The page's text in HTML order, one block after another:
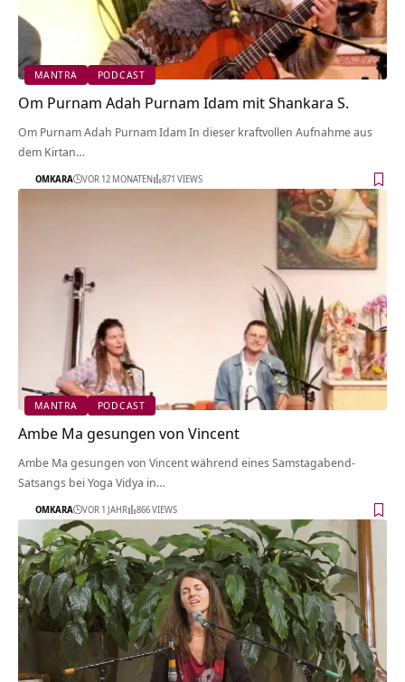
MANTRA PODCAST
Om Purnam Adah Purnam Idam mit Shankara S.
Om Purnam Adah Purnam Idam In dieser kraftvollen Aufnahme aus
dem Kirtan…
OMKARA VOR 12 MONATEN 871 VIEWS
MANTRA PODCAST
Ambe Ma gesungen von Vincent
Ambe Ma gesungen von Vincent während eines Samstagabend-
Satsangs bei Yoga Vidya in…
OMKARA VOR 1 JAHR 866 VIEWS